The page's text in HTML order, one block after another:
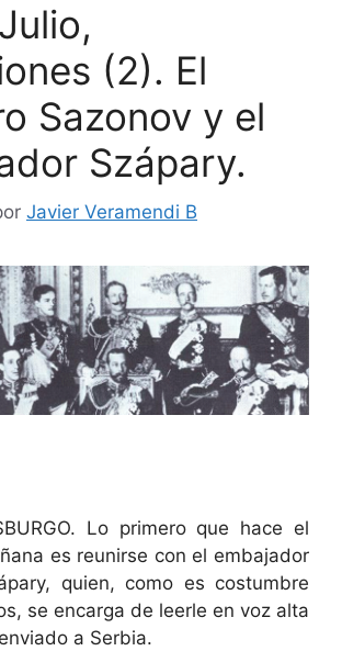
(2). El
Sazonov y el
Szápary.
Javier Veramendi B
Lo primero que hace el
es reunirse con el embajador
quien, como es costumbre
se encarga de leerle en voz alta
a Serbia.